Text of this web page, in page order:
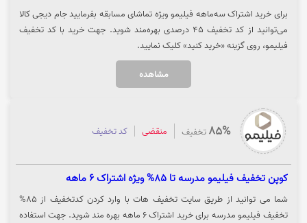
برای خرید اشتراک سه‌ماهه فیلیمو ویژه تماشای مسابقه بفرمایید جام دیجی کالا
می‌توانید از کد تخفیف ۴۵ درصدی بهره‌مند شوید. جهت خرید با کد تخفیف
فیلیمو، روی گزینه «خرید کنید» کلیک نمایید.
مشاهده
85% تخفیف منقضی کد تخفیف
کوپن تخفیف فیلیمو مدرسه تا 85% ویژه اشتراک 6 ماهه
شما می توانید از طریق سایت تخفیف هات با وارد کردن کدتخفیف از 85%
تخفیف فیلیمو مدرسه برای خرید اشتراک 6 ماهه بهره مند شوید. جهت استفاده